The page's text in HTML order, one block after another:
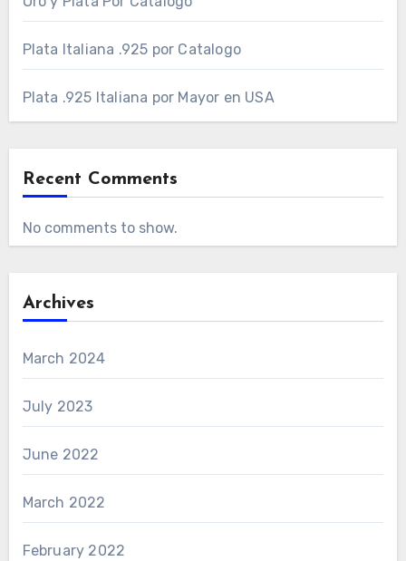
Plata Italiana .925 por Catalogo
Plata .925 Italiana por Mayor en USA
Recent Comments
No comments to show.
Archives
March 2024
July 2023
June 2022
March 2022
February 2022